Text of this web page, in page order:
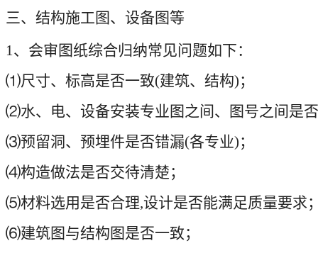
三、结构施工图、设备图等
1、会审图纸综合归纳常见问题如下：
⑴尺寸、标高是否一致(建筑、结构)；
⑵水、电、设备安装专业图之间、图号之间是
⑶预留洞、预埋件是否错漏(各专业)；
⑷构造做法是否交待清楚；
⑸材料选用是否合理,设计是否能满足质量要求
⑹建筑图与结构图是否一致；